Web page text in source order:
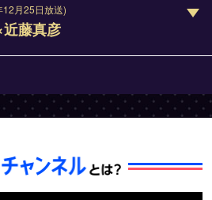
12月25日放送)
藤真彦